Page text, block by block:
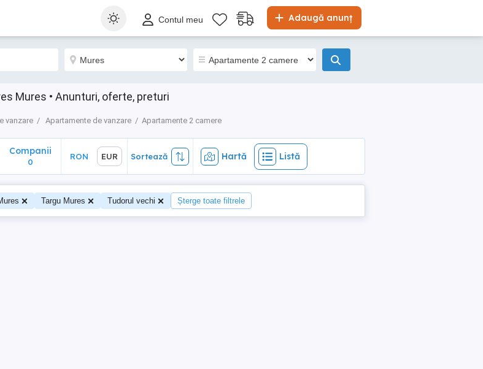
Adaugă anunț
Contul meu
Mures • Anunturi, oferte, preturi
vanzare Apartamente de vanzare Apartamente 2 camere
EUR Sortează Hartă Listă
Companii
0
RON EUR Sortează Hartă Listă
Targu Mures Tudorul vechi Șterge toate filtrele